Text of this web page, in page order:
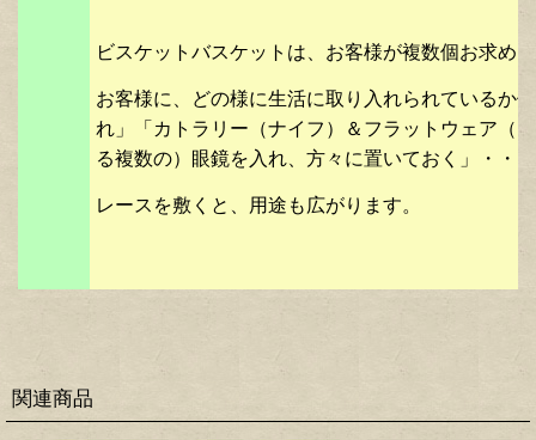
ビスケットバスケットは、お客様が複数個お求め
お客様に、どの様に生活に取り入れられているか
れ」「カトラリー（ナイフ）＆フラットウェア（
る複数の）眼鏡を入れ、方々に置いておく」・・
レースを敷くと、用途も広がります。
関連商品